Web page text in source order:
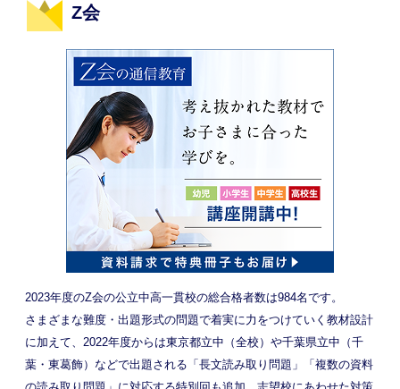
Z会
2023年度のZ会の公立中高一貫校の総合格者数は984名です。
さまざまな難度・出題形式の問題で着実に力をつけていく教材設計
に加えて、2022年度からは東京都立中（全校）や千葉県立中（千
葉・東葛飾）などで出題される「長文読み取り問題」「複数の資料